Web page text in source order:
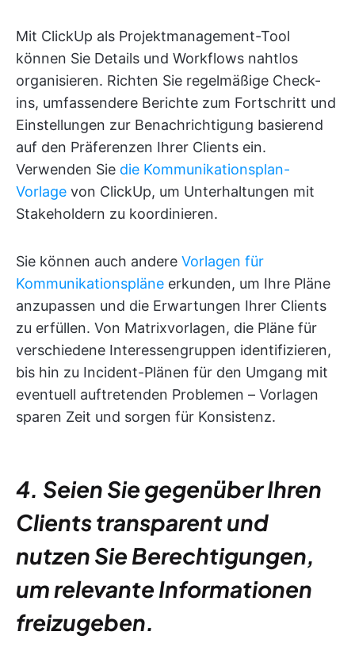
Mit ClickUp als Projektmanagement-Tool
können Sie Details und Workflows nahtlos
organisieren. Richten Sie regelmäßige Check-
ins, umfassendere Berichte zum Fortschritt und
Einstellungen zur Benachrichtigung basierend
auf den Präferenzen Ihrer Clients ein.
Verwenden Sie die Kommunikationsplan-
Vorlage von ClickUp, um Unterhaltungen mit
Stakeholdern zu koordinieren.
Sie können auch andere Vorlagen für
Kommunikationspläne erkunden, um Ihre Pläne
anzupassen und die Erwartungen Ihrer Clients
zu erfüllen. Von Matrixvorlagen, die Pläne für
verschiedene Interessengruppen identifizieren,
bis hin zu Incident-Plänen für den Umgang mit
eventuell auftretenden Problemen – Vorlagen
sparen Zeit und sorgen für Konsistenz.
4. Seien Sie gegenüber Ihren
Clients transparent und
nutzen Sie Berechtigungen,
um relevante Informationen
freizugeben.